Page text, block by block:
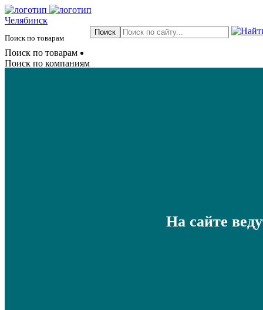
Челябинск
Поиск по товарам
Поиск по товарам
Поиск по компаниям
На сайте